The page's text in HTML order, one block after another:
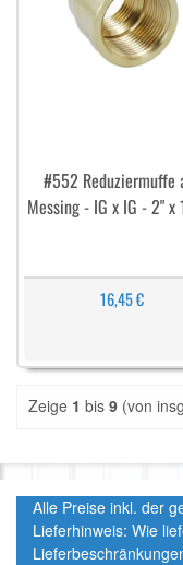
#552 Reduziermuffe
Messing - IG x IG - 2" x
16,45 €
Zeige 1 bis 9 (von
Alle Preise inkl. der
Lieferhinweis: Wie